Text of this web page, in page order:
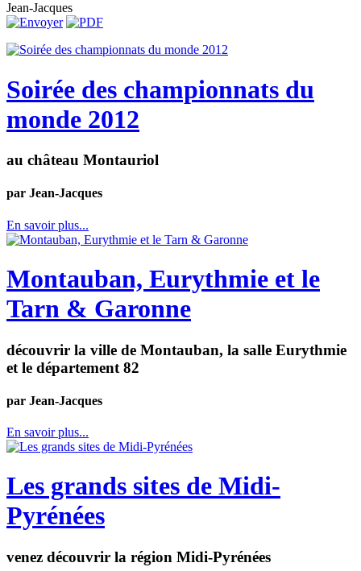
Jean-Jacques
Soirée des championnats du
monde 2012
au château Montauriol
par Jean-Jacques
En savoir plus...
Montauban, Eurythmie et le
Tarn & Garonne
découvrir la ville de Montauban, la salle Eurythmie
et le département 82
par Jean-Jacques
En savoir plus...
Les grands sites de Midi-
Pyrénées
venez découvrir la région Midi-Pyrénées